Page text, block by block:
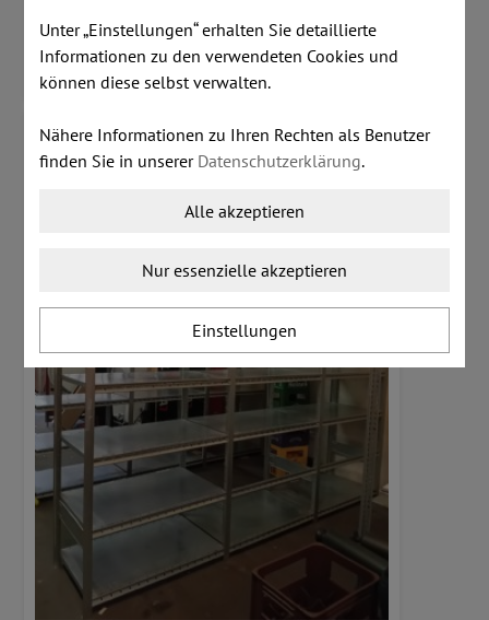
MEHR INFORMATIONEN
Unter „Einstellungen“ erhalten Sie detaillierte
Informationen zu den verwendeten Cookies und
können diese selbst verwalten.
Nähere Informationen zu Ihren Rechten als Benutzer
finden Sie in unserer Datenschutzerklärung.
Alle akzeptieren
Nur essenzielle akzeptieren
Einstellungen